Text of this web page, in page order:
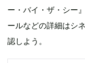
ー・バイ・ザ・シー
ールなどの詳細はシ
認しよう。